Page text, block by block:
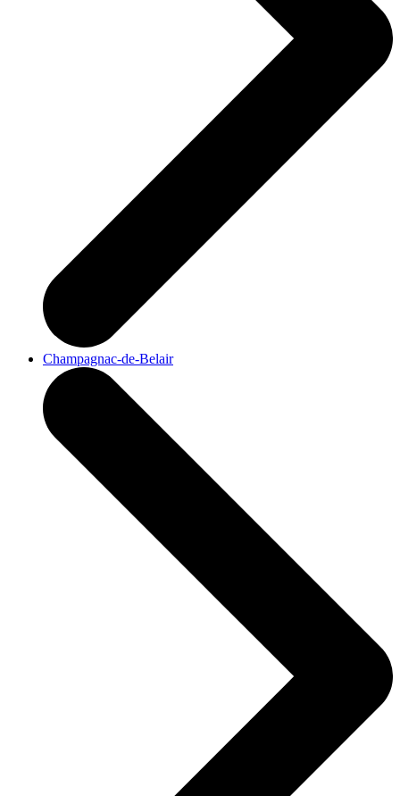
Champagnac-de-Belair